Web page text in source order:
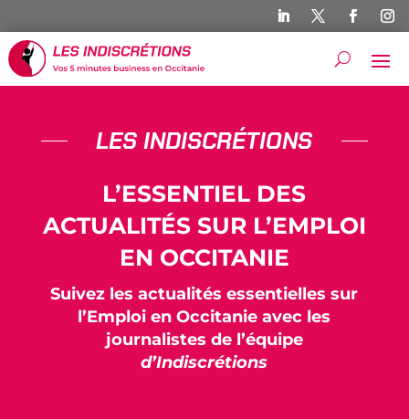
LES INDISCRÉTIONS
L’ESSENTIEL DES
ACTUALITÉS SUR L’EMPLOI
EN OCCITANIE
Suivez les actualités essentielles sur
l’Emploi en Occitanie avec les
journalistes de l’équipe
d’Indiscrétions